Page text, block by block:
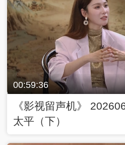
00:59:36
《影视留声机》
太平（下）